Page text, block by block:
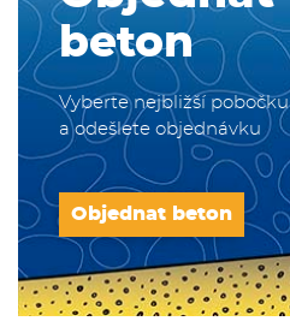
beton
Vyberte nejbližší pobočku
a odešlete objednávku
Objednat beton